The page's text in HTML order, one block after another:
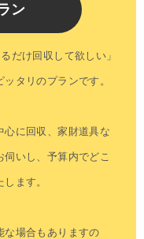
ン
だけ回収して欲しい」
タリのプランです。
心に回収、家財道具な
いし、予算内でどこ
ます。
な場合もありますの